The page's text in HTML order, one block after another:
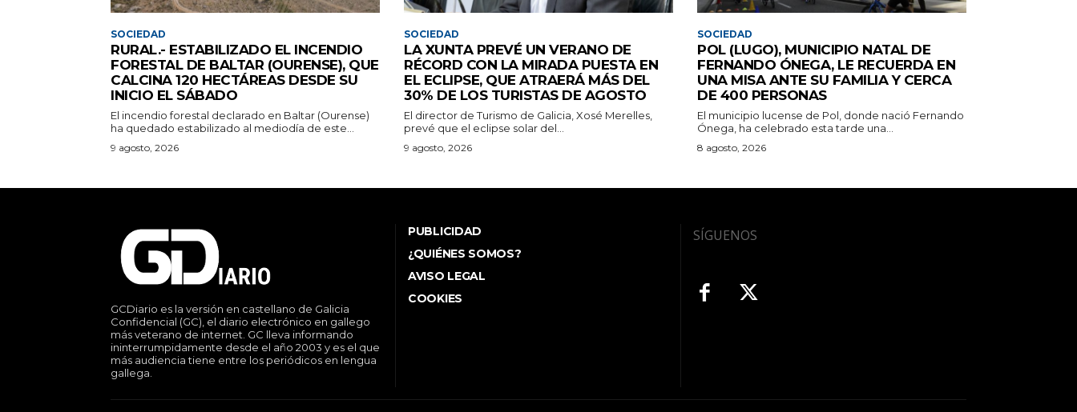
SOCIEDAD
RURAL.- ESTABILIZADO EL INCENDIO
FORESTAL DE BALTAR (OURENSE), QUE
CALCINA 120 HECTÁREAS DESDE SU
INICIO EL SÁBADO
El incendio forestal declarado en Baltar (Ourense)
ha quedado estabilizado al mediodía de este...
9 agosto, 2026
SOCIEDAD
LA XUNTA PREVÉ UN VERANO DE
RÉCORD CON LA MIRADA PUESTA EN
EL ECLIPSE, QUE ATRAERÁ MÁS DEL
30% DE LOS TURISTAS DE AGOSTO
El director de Turismo de Galicia, Xosé Merelles,
prevé que el eclipse solar del...
9 agosto, 2026
SOCIEDAD
POL (LUGO), MUNICIPIO NATAL DE
FERNANDO ÓNEGA, LE RECUERDA EN
UNA MISA ANTE SU FAMILIA Y CERCA
DE 400 PERSONAS
El municipio lucense de Pol, donde nació Fernando
Ónega, ha celebrado esta tarde una...
8 agosto, 2026
GCDiario es la versión en castellano de Galicia
Confidencial (GC), el diario electrónico en gallego
más veterano de internet. GC lleva informando
ininterrumpidamente desde el año 2003 y es el que
más audiencia tiene entre los periódicos en lengua
gallega.
PUBLICIDAD
¿QUIÉNES SOMOS?
AVISO LEGAL
COOKIES
SÍGUENOS